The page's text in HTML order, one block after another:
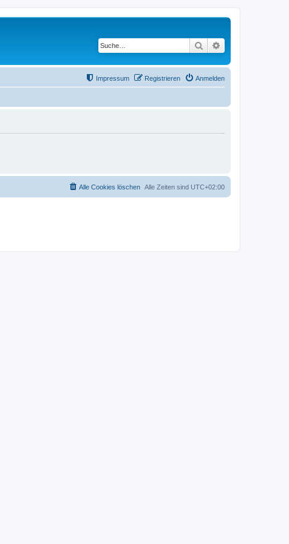
Suche
Anmelden
Registrieren
Impressum
Alle Zeiten sind UTC+02:00
Alle Cookies löschen